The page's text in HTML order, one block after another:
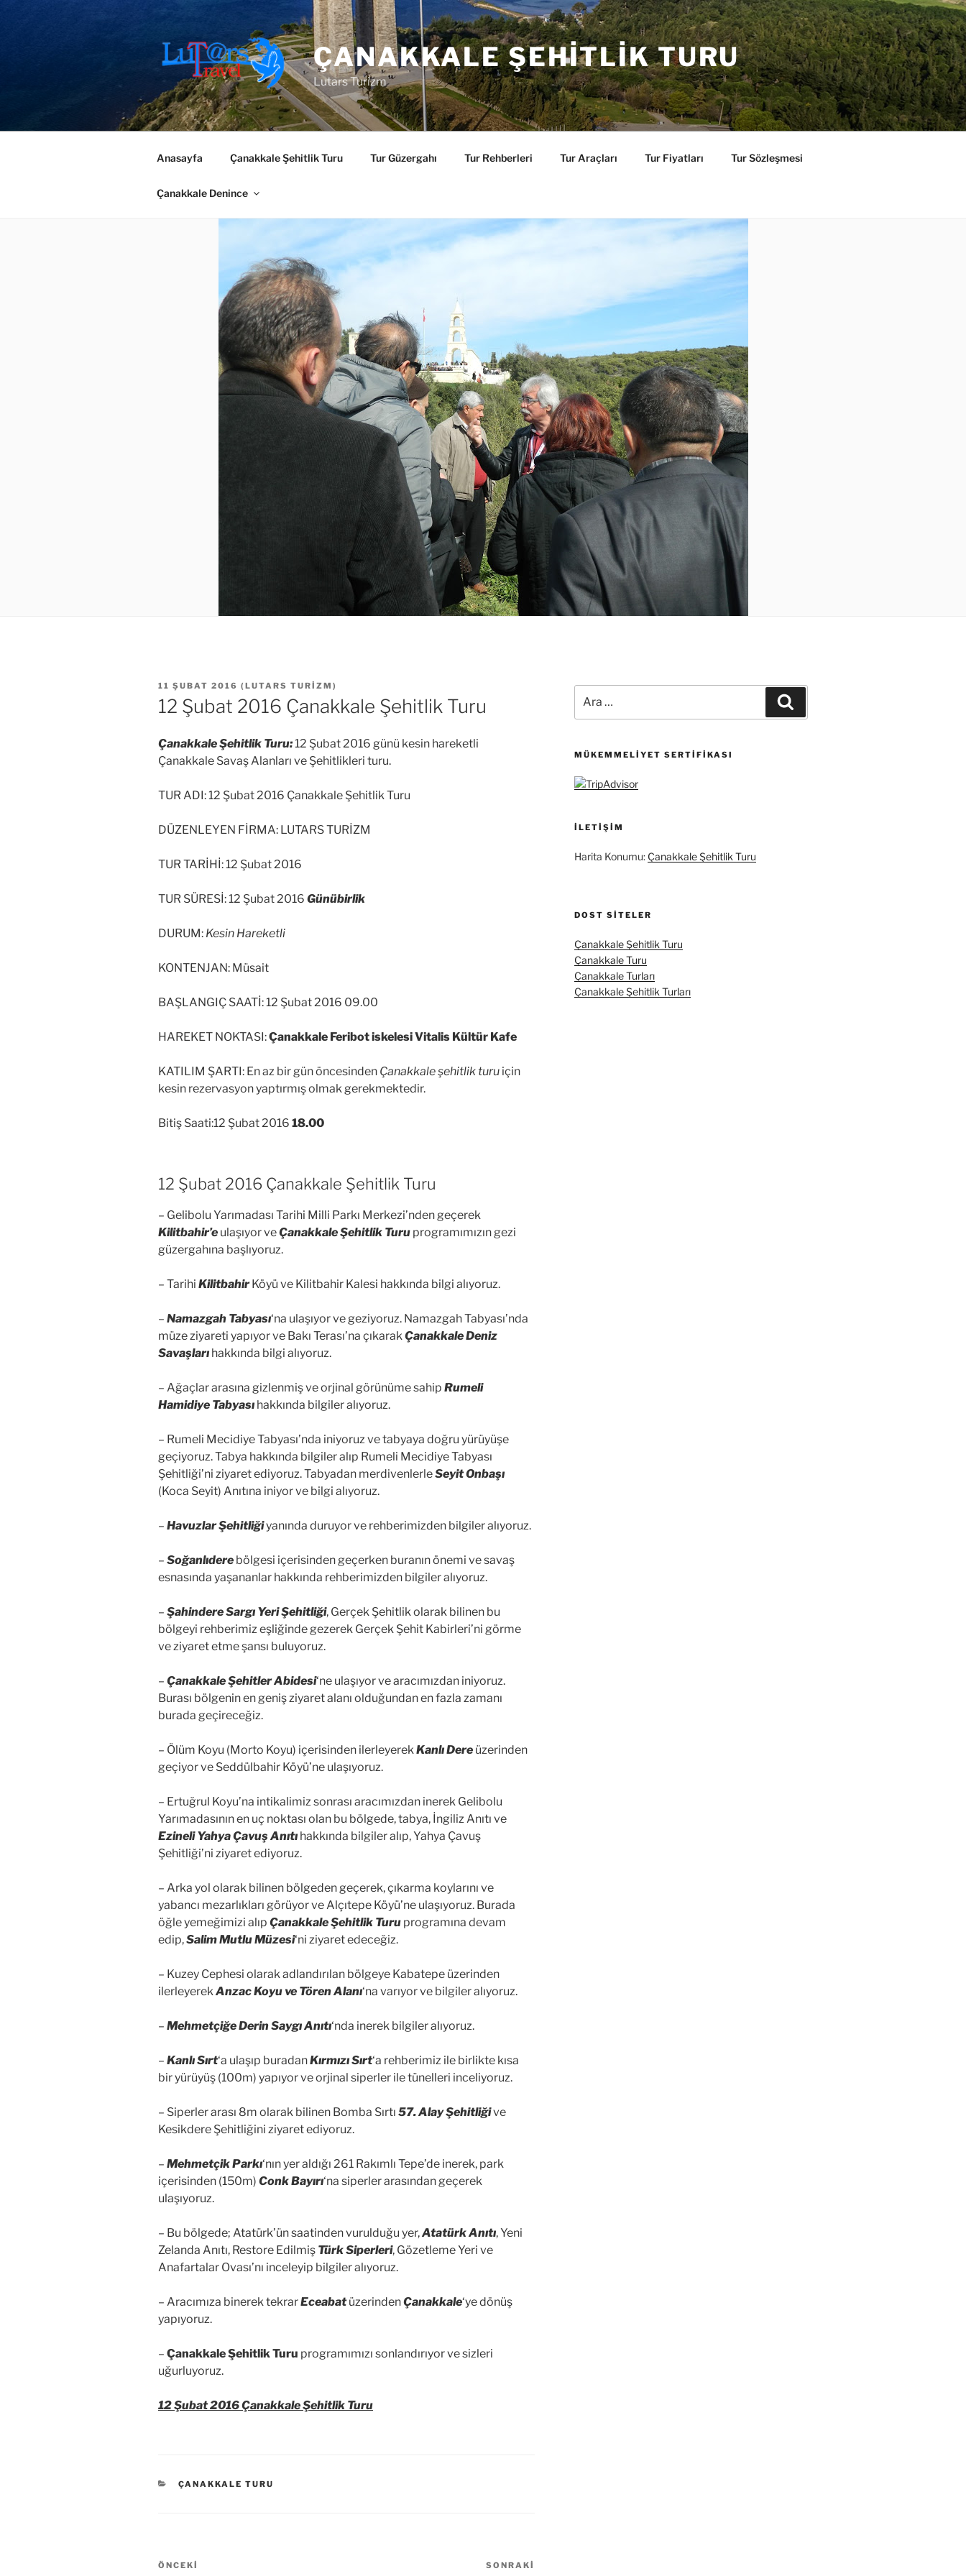
ÇANAKKALE ŞEHITLIK TURU
Lutars Turizm
Anasayfa Çanakkale Şehitlik Turu Tur Güzergahı Tur Rehberleri Tur Araçları Tur Fiyatları Tur Sözleşmesi
Çanakkale Denince
YAYIM
TARIHI
11 ŞUBAT 2016 ( LUTARS TURIZM )
12 Şubat 2016 Çanakkale Şehitlik Turu
Çanakkale Şehitlik Turu:12 Şubat 2016 günü kesin hareketli
Çanakkale Savaş Alanları ve Şehitlikleri turu.
TUR ADI: 12 Şubat 2016 Çanakkale Şehitlik Turu
DÜZENLEYEN FİRMA: LUTARS TURİZM
TUR TARİHİ: 12 Şubat 2016
TUR SÜRESİ: 12 Şubat 2016 Günübirlik
DURUM: Kesin Hareketli
KONTENJAN: Müsait
BAŞLANGIÇ SAATİ: 12 Şubat 2016 09.00
HAREKET NOKTASI:Çanakkale Feribot iskelesi Vitalis Kültür Kafe
KATILIM ŞARTI: En az bir gün öncesinden Çanakkale şehitlik turu için
kesin rezervasyon yaptırmış olmak gerekmektedir.
Bitiş Saati:12 Şubat 2016 18.00
12 Şubat 2016 Çanakkale Şehitlik Turu
– Gelibolu Yarımadası Tarihi Milli Parkı Merkezi’nden geçerek
Kilitbahir’e ulaşıyor veÇanakkale Şehitlik Turu programımızın gezi
güzergahına başlıyoruz.
– Tarihi KilitbahirKöyü ve Kilitbahir Kalesi hakkında bilgi alıyoruz.
– Namazgah Tabyası‘na ulaşıyor ve geziyoruz. Namazgah Tabyası’nda
müze ziyareti yapıyor ve Bakı Terası’na çıkarak Çanakkale Deniz
Savaşları hakkında bilgi alıyoruz.
– Ağaçlar arasına gizlenmiş ve orjinal görünüme sahip Rumeli
Hamidiye Tabyası hakkında bilgiler alıyoruz.
– Rumeli Mecidiye Tabyası’nda iniyoruz ve tabyaya doğru yürüyüşe
geçiyoruz. Tabya hakkında bilgiler alıp Rumeli Mecidiye Tabyası
Şehitliği’ni ziyaret ediyoruz. Tabyadan merdivenlerleSeyit Onbaşı
(Koca Seyit) Anıtına iniyor ve bilgi alıyoruz.
– Havuzlar Şehitliğiyanında duruyor ve rehberimizden bilgiler alıyoruz.
– Soğanlıdere bölgesi içerisinden geçerken buranın önemi ve savaş
esnasında yaşananlar hakkında rehberimizden bilgiler alıyoruz.
– Şahindere Sargı Yeri Şehitliği, Gerçek Şehitlik olarak bilinen bu
bölgeyi rehberimiz eşliğinde gezerek Gerçek Şehit Kabirleri’ni görme
ve ziyaret etme şansı buluyoruz.
– Çanakkale Şehitler Abidesi‘ne ulaşıyor ve aracımızdan iniyoruz.
Burası bölgenin en geniş ziyaret alanı olduğundan en fazla zamanı
burada geçireceğiz.
– Ölüm Koyu (Morto Koyu) içerisinden ilerleyerek Kanlı Dere üzerinden
geçiyor ve Seddülbahir Köyü’ne ulaşıyoruz.
– Ertuğrul Koyu’na intikalimiz sonrası aracımızdan inerek Gelibolu
Yarımadasının en uç noktası olan bu bölgede, tabya, İngiliz Anıtı ve
Ezineli Yahya Çavuş Anıtı hakkında bilgiler alıp, Yahya Çavuş
Şehitliği’ni ziyaret ediyoruz.
– Arka yol olarak bilinen bölgeden geçerek, çıkarma koylarını ve
yabancı mezarlıkları görüyor ve Alçıtepe Köyü’ne ulaşıyoruz. Burada
öğle yemeğimizi alıp Çanakkale Şehitlik Turu programına devam
edip,Salim Mutlu Müzesi‘ni ziyaret edeceğiz.
– Kuzey Cephesi olarak adlandırılan bölgeye Kabatepe üzerinden
ilerleyerek Anzac Koyu ve Tören Alanı‘na varıyor ve bilgiler alıyoruz.
– Mehmetçiğe Derin Saygı Anıtı‘nda inerek bilgiler alıyoruz.
– Kanlı Sırt‘a ulaşıp buradanKırmızı Sırt‘a rehberimiz ile birlikte kısa
bir yürüyüş (100m) yapıyor ve orjinal siperler ile tünelleri inceliyoruz.
– Siperler arası 8m olarak bilinen Bomba Sırtı 57. Alay Şehitliğive
Kesikdere Şehitliğini ziyaret ediyoruz.
– Mehmetçik Parkı‘nın yer aldığı 261 Rakımlı Tepe’de inerek, park
içerisinden (150m) Conk Bayırı‘na siperler arasından geçerek
ulaşıyoruz.
– Bu bölgede; Atatürk’ün saatinden vurulduğu yer,Atatürk Anıtı, Yeni
Zelanda Anıtı, Restore Edilmiş Türk Siperleri, Gözetleme Yeri ve
Anafartalar Ovası’nı inceleyip bilgiler alıyoruz.
– Aracımıza binerek tekrarEceabatüzerindenÇanakkale‘ye dönüş
yapıyoruz.
– Çanakkale Şehitlik Turu programımızı sonlandırıyor ve sizleri
uğurluyoruz.
12 Şubat 2016 Çanakkale Şehitlik Turu
KATEGORILER
ÇANAKKALE TURU
Yazı
Önceki
ÖNCEKI SONRAKI
MÜKEMMELIYET SERTIFIKASI
İLETIŞIM
Harita Konumu: Çanakkale Şehitlik Turu
DOST SITELER
Çanakkale Şehitlik Turu
Çanakkale Turu
Çanakkale Turları
Çanakkale Şehitlik Turları